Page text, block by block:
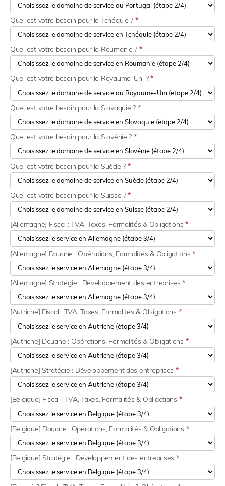
Quel est votre besoin pour la Tchéquie ? *
Quel est votre besoin pour la Roumanie ? *
Quel est votre besoin pour le Royaume-Uni ?*
Quel est votre besoin pour la Slovaquie ? *
Quel est votre besoin pour la Slovénie ? *
Quel est votre besoin pour la Suède ? *
Quel est votre besoin pour la Suisse ?*
[Allemagne] Fiscal : TVA, Taxes, Formalités & Obligations*
[Allemagne] Douane : Opérations, Formalités & Obligations*
[Allemagne] Stratégie : Développement des entreprises*
[Autriche] Fiscal : TVA, Taxes, Formalités & Obligations *
[Autriche] Douane : Opérations, Formalités & Obligations *
[Autriche] Stratégie : Développement des entreprises *
[Belgique] Fiscal : TVA, Taxes, Formalités & Obligations *
[Belgique] Douane : Opérations, Formalités & Obligations *
[Belgique] Stratégie : Développement des entreprises *